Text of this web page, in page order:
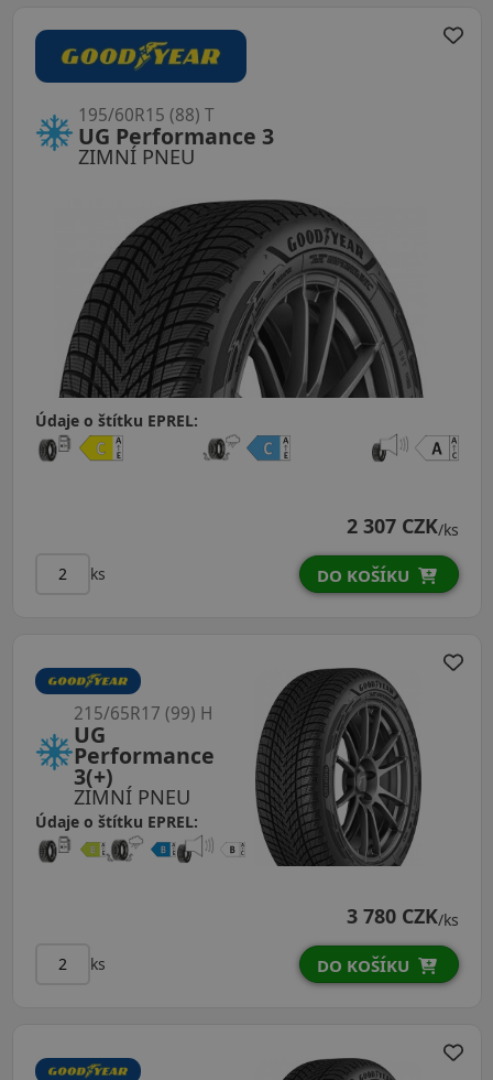
ZIMNÍ PNEU
UG Performance 3
195/60R15 (88) T
Údaje o štítku EPREL:
2 307 CZK/ks
ks DO KOŠÍKU
ZIMNÍ PNEU
UG
Performance
3(+)
215/65R17 (99) H
Údaje o štítku EPREL:
3 780 CZK/ks
ks DO KOŠÍKU